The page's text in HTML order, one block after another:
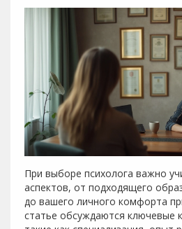
При выборе психолога важно
аспектов, от подходящего
до вашего личного комфорта
статье обсуждаются ключевые